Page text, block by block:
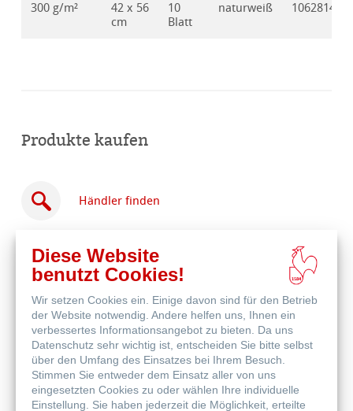
300 g/m²
42 x 56
cm
10
Blatt
naturweiß 10628148
Produkte kaufen
Händler finden
Online
kaufen
Weitere Produkte
Diese Website
benutzt Cookies!
Wir setzen Cookies ein. Einige davon sind für den Betrieb
der Website notwendig. Andere helfen uns, Ihnen ein
verbessertes Informationsangebot zu bieten. Da uns
Datenschutz sehr wichtig ist, entscheiden Sie bitte selbst
über den Umfang des Einsatzes bei Ihrem Besuch.
Stimmen Sie entweder dem Einsatz aller von uns
eingesetzten Cookies zu oder wählen Ihre individuelle
Einstellung. Sie haben jederzeit die Möglichkeit, erteilte